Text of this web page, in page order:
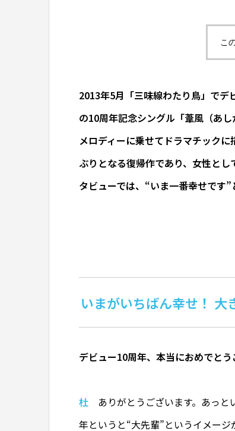
こ
2013年5月「三味線わたり鳥」で
の10周年記念シングル「葦風（あ
メロディーに乗せてドラマチック
ぶりとなる復帰作であり、女性と
タビューでは、“いま一番幸せです
いまがいちばん幸せ！ 大
デビュー10周年、本当におめでと
杜ありがとうございます。あっと
年というと“大先輩”というイメー